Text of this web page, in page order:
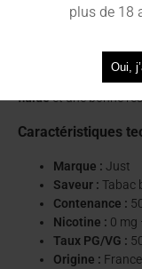
Sans nicotine, ce e-
à un ou deux
fluideet une bonne
Caractéristiques
Marque : Just
Saveur : Tabac
Contenance :
Nicotine : 0 mg
Taux PG/VG :
Origine : France
plus de 18
Oui,